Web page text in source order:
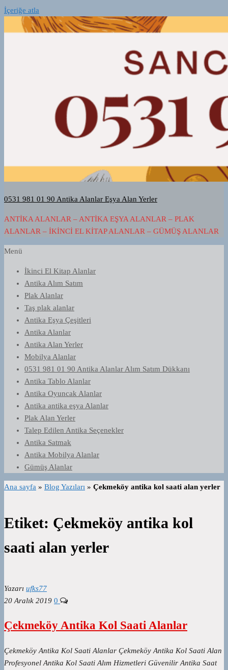
İçeriğe atla
0531 981 01 90 Antika Alanlar Eşya Alan Yerler
ANTIKA ALANLAR – ANTIKA EŞYA ALANLAR – PLAK
ALANLAR – İKINCI EL KITAP ALANLAR – GÜMÜŞ ALANLAR
Menü
İkinci El Kitap Alanlar
Antika Alım Satım
Plak Alanlar
Taş plak alanlar
Antika Eşya Çeşitleri
Antika Alanlar
Antika Alan Yerler
Mobilya Alanlar
0531 981 01 90 Antika Alanlar Alım Satım Dükkanı
Antika Tablo Alanlar
Antika Oyuncak Alanlar
Antika antika eşya Alanlar
Plak Alan Yerler
Talep Edilen Antika Seçenekler
Antika Satmak
Antika Mobilya Alanlar
Gümüş Alanlar
Ana sayfa » Blog Yazıları » Çekmeköy antika kol saati alan yerler
Etiket: Çekmeköy antika kol
saati alan yerler
Yazarı ufks77
20 Aralık 2019 0
Çekmeköy Antika Kol Saati Alanlar
Çekmeköy Antika Kol Saati Alanlar Çekmeköy Antika Kol Saati Alan
Profesyonel Antika Kol Saati Alım Hizmetleri Güvenilir Antika Saat